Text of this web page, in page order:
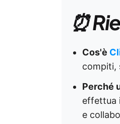
⏰
Cos'è
compiti,
Perché
effettua
e